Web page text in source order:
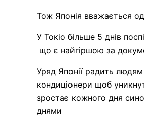
Тож Японія вважається
У Токіо більше 5 днів
що є найгіршою за
Уряд Японії радить
кондиціонери щоб
зростає кожного дня
днями